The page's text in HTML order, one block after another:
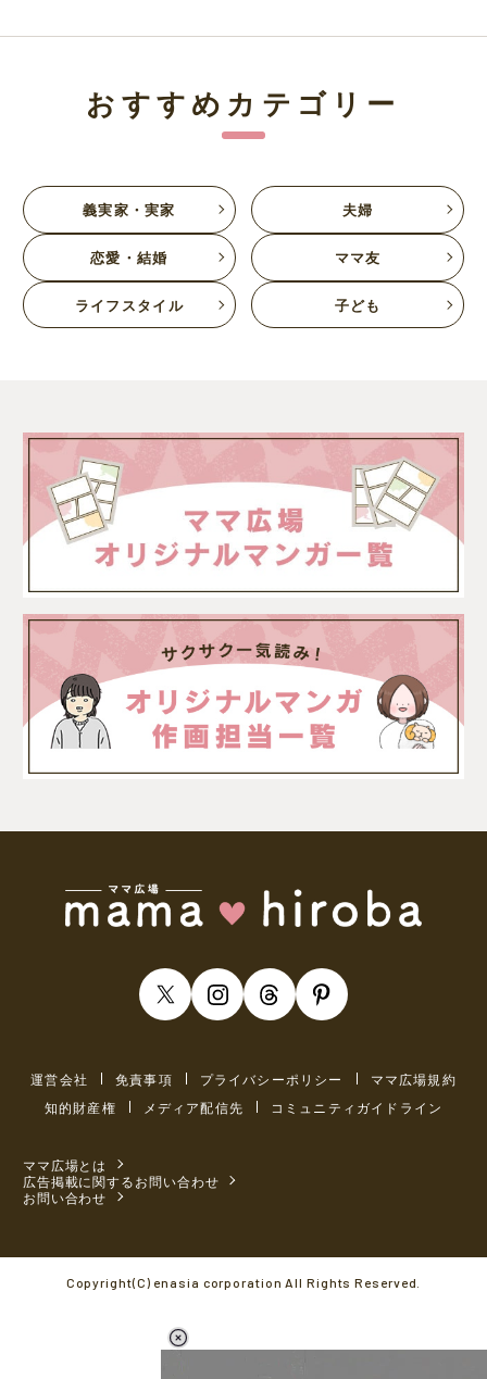
おすすめカテゴリー
義実家・実家 夫婦
恋愛・結婚 ママ友
ライフスタイル 子ども
運営会社 免責事項 プライバシーポリシー
ママ広場規約
知的財産権
メディア配信先 コミュニティガイドライン
ママ広場とは
広告掲載に関するお問い合わせ
お問い合わせ
Copyright(C) enasia corporation All Rights Reserved.